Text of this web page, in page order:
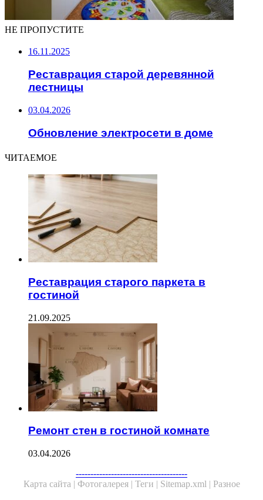
НЕ ПРОПУСТИТЕ
16.11.2025
Реставрация старой деревянной
лестницы
03.04.2026
Обновление электросети в доме
ЧИТАЕМОЕ
Реставрация старого паркета в
гостиной
21.09.2025
Ремонт стен в гостиной комнате
03.04.2026
--------------------------------------
Карта сайта | Фотогалерея | Теги | Sitemap.xml | Разное